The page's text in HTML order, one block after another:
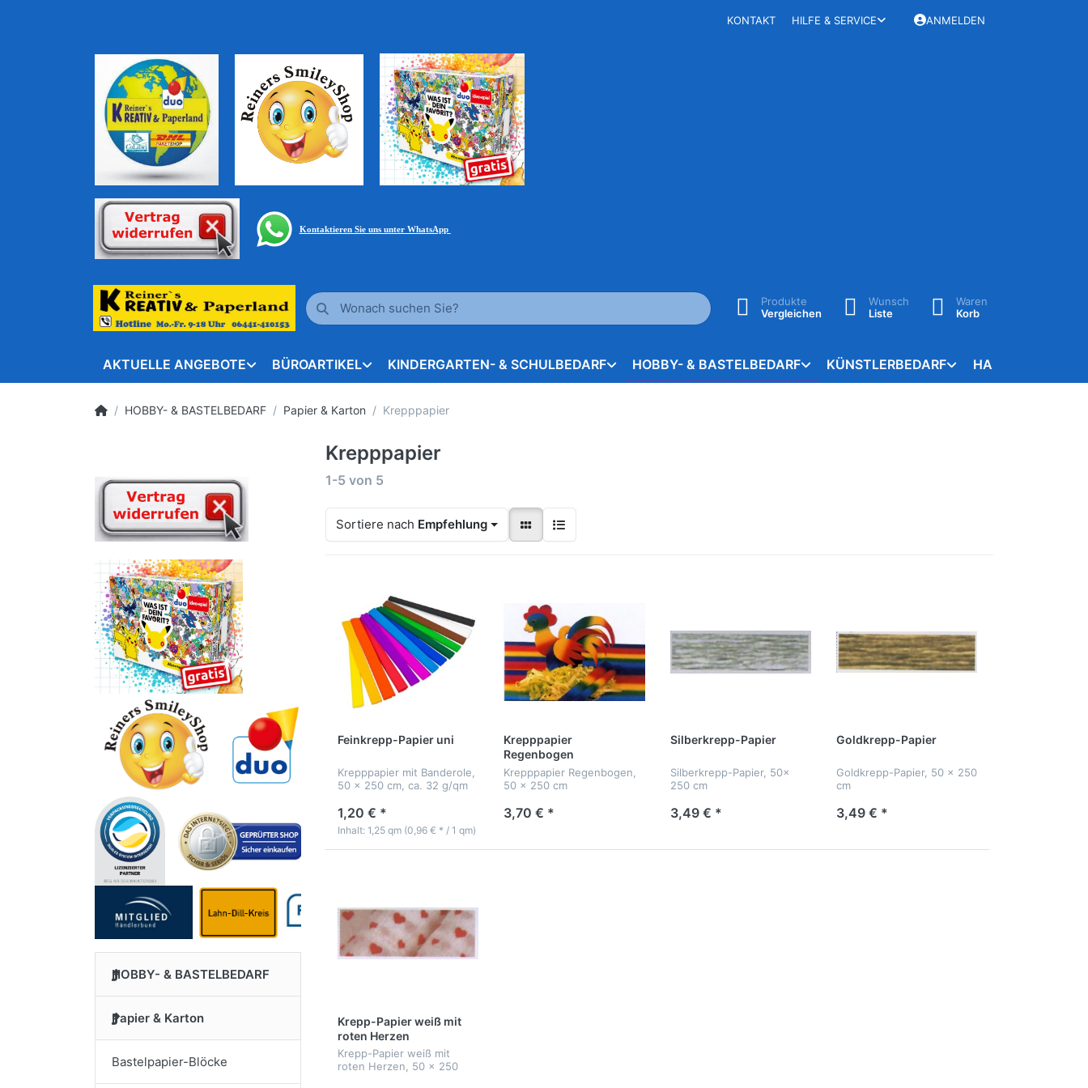
KONTAKT HILFE & SERVICE ANMELDEN
Kontaktieren Sie uns unter WhatsApp
Produkte
Vergleichen
Wunsch
Liste
Waren
Korb
AKTUELLE ANGEBOTE BÜROARTIKEL KINDERGARTEN- & SCHULBEDARF HOBBY- & BASTELBEDARF KÜNSTLERBEDARF
HOBBY- & BASTELBEDARF Papier & Karton Krepppapier
HOBBY- & BASTELBEDARF
Papier & Karton
Bastelpapier-Blöcke
Krepppapier
1-5 von 5
Sortiere nach Empfehlung
Feinkrepp-Papier uni
Krepppapier mit Banderole,
50 x 250 cm, ca. 32 g/qm
1,20 € *
Inhalt: 1,25 qm (0,96 € * / 1 qm)
Krepppapier
Regenbogen
Krepppapier Regenbogen,
50 x 250 cm
3,70 € *
Silberkrepp-Papier
Silberkrepp-Papier, 50x
250 cm
3,49 € *
Goldkrepp-Papier
Goldkrepp-Papier, 50 x 250
cm
3,49 € *
Krepp-Papier weiß mit
roten Herzen
Krepp-Papier weiß mit
roten Herzen, 50 x 250